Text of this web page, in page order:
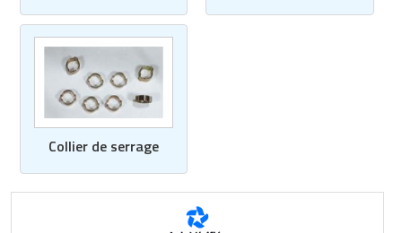
Collier de serrage